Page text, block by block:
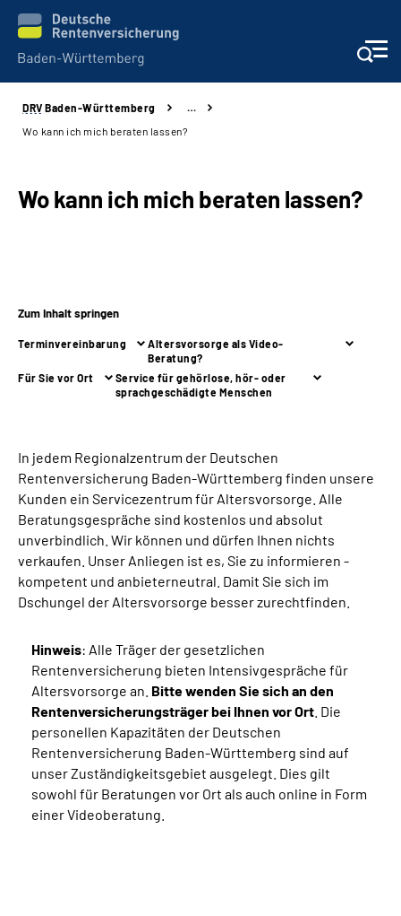
Beratung und Kontakt
Presse
Leichte Sprache
Mein Kundenportal
DRV Baden-Württemberg
…
Wo kann ich mich beraten lassen?
Wo kann ich mich beraten lassen?
Zum Inhalt springen
Terminvereinbarung
Altersvorsorge als Video-
Beratung?
Für Sie vor Ort
Service für gehörlose, hör- oder
sprachgeschädigte Menschen
In jedem Regionalzentrum der Deutschen
Rentenversicherung Baden-Württemberg finden unsere
Kunden ein Servicezentrum für Altersvorsorge. Alle
Beratungsgespräche sind kostenlos und absolut
unverbindlich. Wir können und dürfen Ihnen nichts
verkaufen. Unser Anliegen ist es, Sie zu informieren -
kompetent und anbieterneutral. Damit Sie sich im
Dschungel der Altersvorsorge besser zurechtfinden.
Hinweis: Alle Träger der gesetzlichen
Rentenversicherung bieten Intensivgespräche für
Altersvorsorge an. Bitte wenden Sie sich an den
Rentenversicherungsträger bei Ihnen vor Ort . Die
personellen Kapazitäten der Deutschen
Rentenversicherung Baden-Württemberg sind auf
unser Zuständigkeitsgebiet ausgelegt. Dies gilt
sowohl für Beratungen vor Ort als auch online in Form
einer Videoberatung.